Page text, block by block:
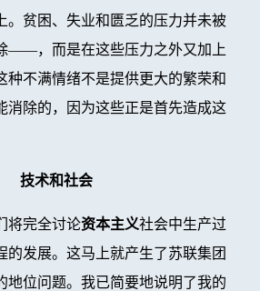
。贫困、失业和匮乏的压力并未被
，而是在这些压力之外又加上
种不满情绪不是提供更大的繁荣和
消除的，因为这些正是首先造成这
技术和社会
完全讨论资本主义社会中生产过
的发展。这马上就产生了苏联集团
地位问题。我已简要地说明了我的